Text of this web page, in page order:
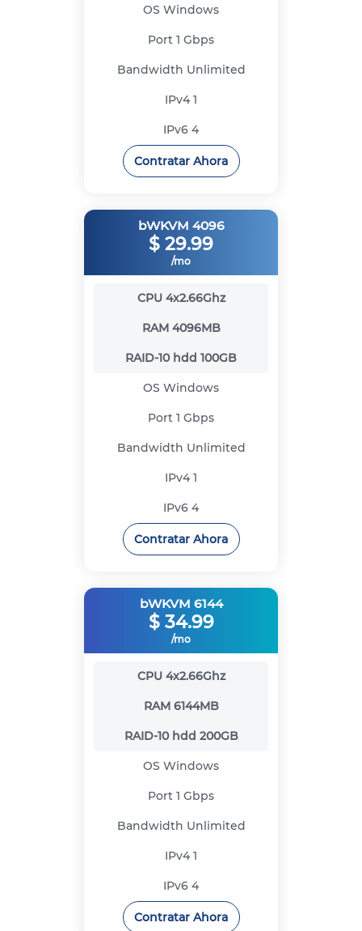
OS Windows
Port 1 Gbps
Bandwidth Unlimited
IPv41
IPv6 4
Contratar Ahora
bWKVM 4096
$ 29.99
/mo
CPU 4x2.66Ghz
RAM 4096MB
RAID-10 hdd 100GB
OS Windows
Port 1 Gbps
Bandwidth Unlimited
IPv41
IPv6 4
Contratar Ahora
bWKVM 6144
$ 34.99
/mo
CPU 4x2.66Ghz
RAM 6144MB
RAID-10 hdd 200GB
OS Windows
Port 1 Gbps
Bandwidth Unlimited
IPv41
IPv6 4
Contratar Ahora